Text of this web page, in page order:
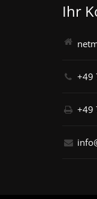
Ihr
+49
+49